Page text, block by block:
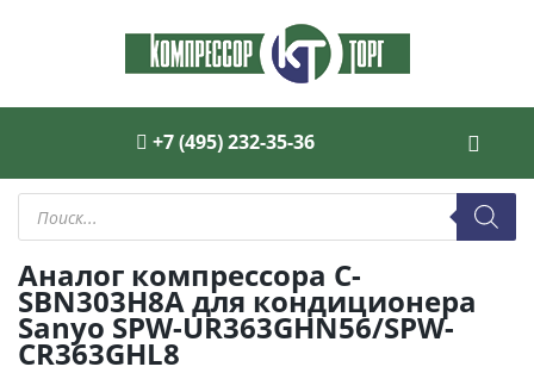
+7 (495) 232-35-36
Поиск
товаров
Аналог компрессора C-
SBN303H8A для кондиционера
Sanyo SPW-UR363GHN56/SPW-
CR363GHL8